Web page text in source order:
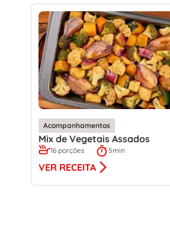
Acompanhamentos
Mix de Vegetais Assados
16 porções 5min
VER RECEITA